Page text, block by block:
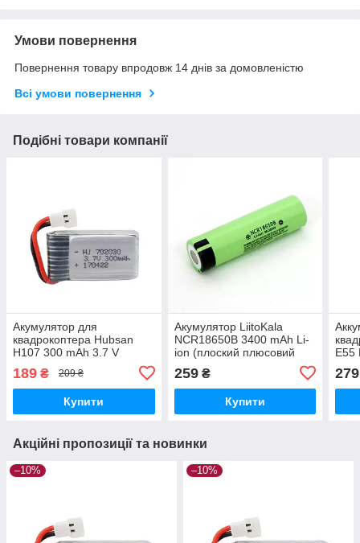
Умови повернення
Повернення товару впродовж 14 днів за домовленістю
Всі умови повернення
Подібні товари компанії
Акумулятор для
квадрокоптера Hubsan
H107 300 mAh 3.7 V
189 ₴ 209 ₴
Купити
Акумулятор LiitoKala
NCR18650B 3400 mAh Li-
ion (плоский плюсовий
259₴
Купити
E55
279
Акційні пропозиції та новинки
–10% –10%